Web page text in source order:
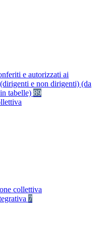
e autorizzati ai
e non dirigenti) (da
tabelle) 89
collettiva
7